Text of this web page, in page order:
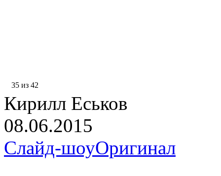
35 из 42
Кирилл Еськов
08.06.2015
Слайд-шоуОригинал